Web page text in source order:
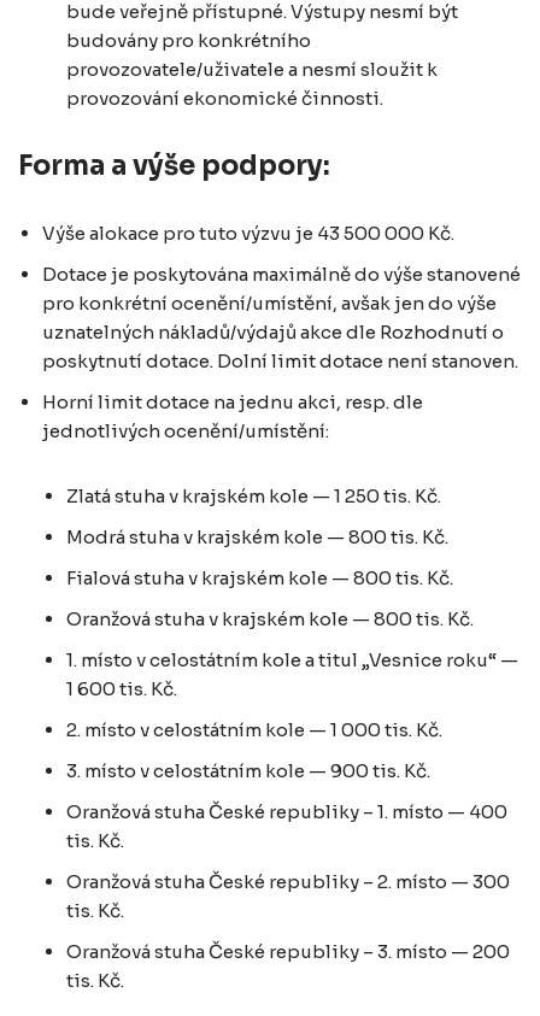
bude veřejně přístupné. Výstupy nesmí být
budovány pro konkrétního
provozovatele/uživatele a nesmí sloužit k
provozování ekonomické činnosti.
Forma a výše podpory:
Výše alokace pro tuto výzvu je 43 500 000 Kč.
Dotace je poskytována maximálně do výše stanovené
pro konkrétní ocenění/umístění, avšak jen do výše
uznatelných nákladů/výdajů akce dle Rozhodnutí o
poskytnutí dotace. Dolní limit dotace není stanoven.
Horní limit dotace na jednu akci, resp. dle
jednotlivých ocenění/umístění:
Zlatá stuha v krajském kole — 1 250 tis. Kč.
Modrá stuha v krajském kole — 800 tis. Kč.
Fialová stuha v krajském kole — 800 tis. Kč.
Oranžová stuha v krajském kole — 800 tis. Kč.
1. místo v celostátním kole a titul „Vesnice roku“ —
1 600 tis. Kč.
2. místo v celostátním kole — 1 000 tis. Kč.
3. místo v celostátním kole — 900 tis. Kč.
Oranžová stuha České republiky – 1. místo — 400
tis. Kč.
Oranžová stuha České republiky – 2. místo — 300
tis. Kč.
Oranžová stuha České republiky – 3. místo — 200
tis. Kč.